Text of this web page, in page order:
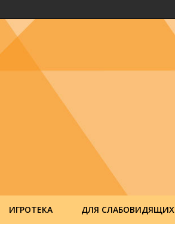
ИГРОТЕКА ДЛЯ СЛАБОВИДЯЩИХ